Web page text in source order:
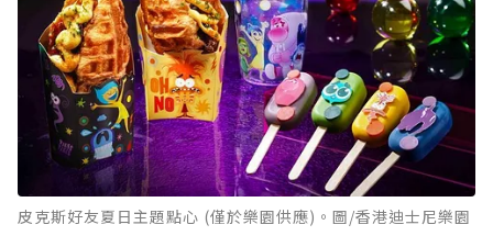
皮克斯好友夏日主題點心 (僅於樂園供應)。圖/香港迪士尼樂園